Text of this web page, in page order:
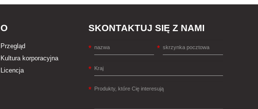
O
Przegląd
Kultura korporacyjna
Licencja
SKONTAKTUJ SIĘ Z NAMI